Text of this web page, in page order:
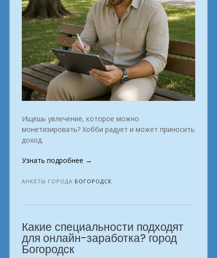
Ищешь увлечение, которое можно
монетизировать? Хобби радует и может приносить
доход.
Узнать подробнее «Онлайн-
профессий:
для
жизни.
г.
Богородск»
→
АНКЕТЫ ГОРОДА БОГОРОДСК
Какие специальности подходят
для онлайн-заработка? город
Богородск